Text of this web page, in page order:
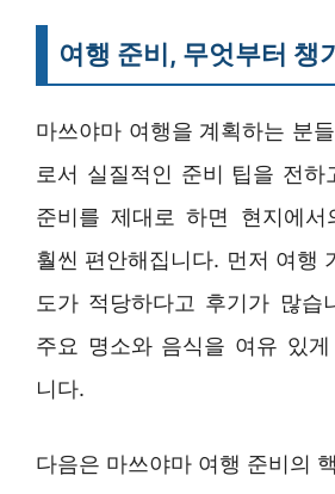
여행 준비, 무엇부터 챙
마쓰야마 여행을 계획하는 분
로서 실질적인 준비 팁을 전하
준비를 제대로 하면 현지에서
훨씬 편안해집니다. 먼저 여행
도가 적당하다고 후기가 많습
주요 명소와 음식을 여유 있
니다.
다음은 마쓰야마 여행 준비의